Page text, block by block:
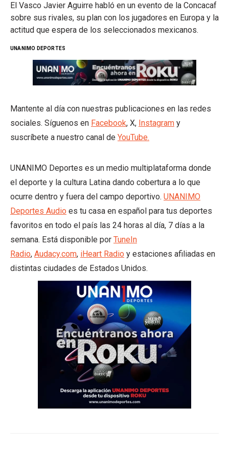
El Vasco Javier Aguirre habló en un evento de la Concacaf
sobre sus rivales, su plan con los jugadores en Europa y la
actitud que espera de los seleccionados mexicanos.
UNANIMO DEPORTES
Mantente al día con nuestras publicaciones en las redes
sociales. Síguenos en Facebook, X, Instagram y
suscríbete a nuestro canal de YouTube.
UNANIMO Deportes es un medio multiplataforma donde
el deporte y la cultura Latina dando cobertura a lo que
ocurre dentro y fuera del campo deportivo. UNANIMO
Deportes Audio es tu casa en español para tus deportes
favoritos en todo el país las 24 horas al día, 7 días a la
semana. Está disponible por TuneIn
Radio, Audacy.com, iHeart Radio y estaciones afiliadas en
distintas ciudades de Estados Unidos.